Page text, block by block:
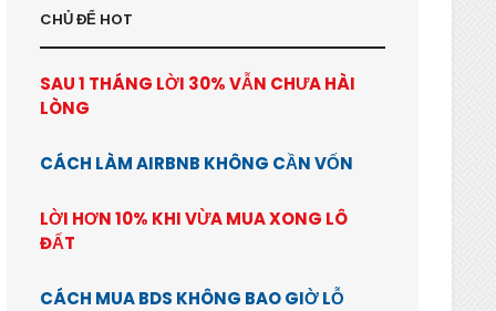
CHỦ ĐỂ HOT
SAU 1 THÁNG LỜI 30% VẪN CHƯA HÀI
LÒNG
CÁCH LÀM AIRBNB KHÔNG CẦN VỐN
LỜI HƠN 10% KHI VỪA MUA XONG LÔ
ĐẤT
CÁCH MUA BDS KHÔNG BAO GIỜ LỖ